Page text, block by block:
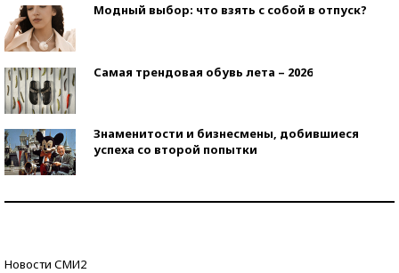
Модный выбор: что взять с собой в отпуск?
Самая трендовая обувь лета – 2026
Знаменитости и бизнесмены, добившиеся
успеха со второй попытки
Новости СМИ2